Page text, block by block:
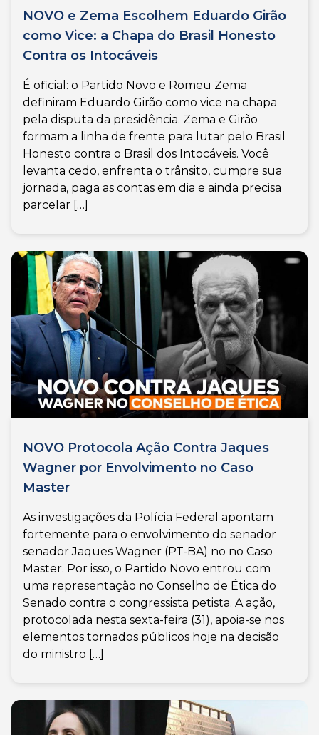
NOVO e Zema Escolhem Eduardo Girão
como Vice: a Chapa do Brasil Honesto
Contra os Intocáveis
É oficial: o Partido Novo e Romeu Zema
definiram Eduardo Girão como vice na chapa
pela disputa da presidência. Zema e Girão
formam a linha de frente para lutar pelo Brasil
Honesto contra o Brasil dos Intocáveis. Você
levanta cedo, enfrenta o trânsito, cumpre sua
jornada, paga as contas em dia e ainda precisa
parcelar […]
NOVO Protocola Ação Contra Jaques
Wagner por Envolvimento no Caso
Master
As investigações da Polícia Federal apontam
fortemente para o envolvimento do senador
senador Jaques Wagner (PT-BA) no no Caso
Master. Por isso, o Partido Novo entrou com
uma representação no Conselho de Ética do
Senado contra o congressista petista. A ação,
protocolada nesta sexta-feira (31), apoia-se nos
elementos tornados públicos hoje na decisão
do ministro […]